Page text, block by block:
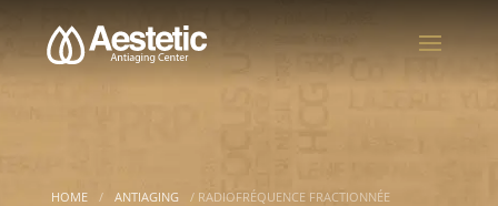
HOME / ANTIAGING / RADIOFRÉQUENCE FRACTIONNÉE